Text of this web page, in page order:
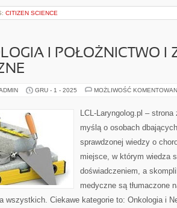
CITIZEN SCIENCE
I POŁOŻNICTWO I
GRU - 1 - 2025 MOŻLIWOŚĆ
LCL-Laryngolog.pl –
myślą o osobach
sprawdzonej wiedzy o
miejsce, w którym wiedza
doświadczeniem, a
medyczne są tłumaczone
wszystkich. Ciekawe kategorie to: Onkologia i